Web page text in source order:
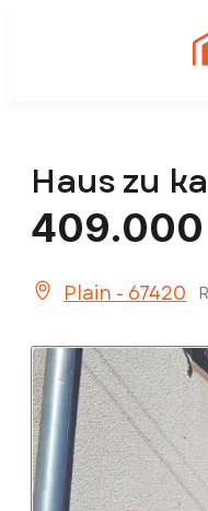
Haus zu
Plain - 67420